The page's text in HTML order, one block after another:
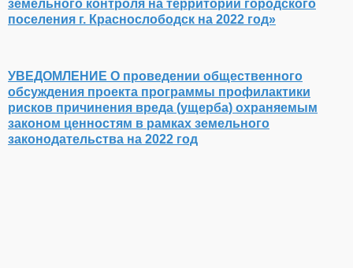
земельного контроля на территории городского
поселения г. Краснослободск на 2022 год»
УВЕДОМЛЕНИЕ О проведении общественного
обсуждения проекта программы профилактики
рисков причинения вреда (ущерба) охраняемым
законом ценностям в рамках земельного
законодательства на 2022 год